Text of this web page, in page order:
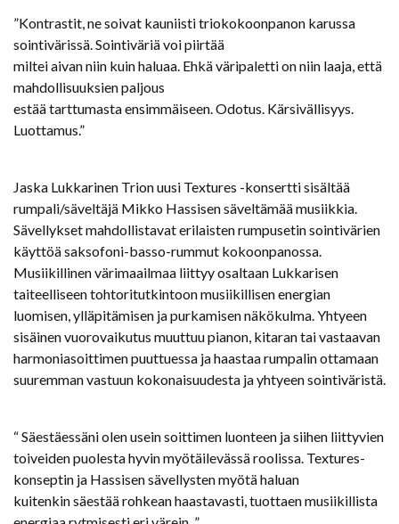
”Kontrastit, ne soivat kauniisti triokokoonpanon karussa
sointivärissä. Sointiväriä voi piirtää
miltei aivan niin kuin haluaa. Ehkä väripaletti on niin laaja, että
mahdollisuuksien paljous
estää tarttumasta ensimmäiseen. Odotus. Kärsivällisyys.
Luottamus.”
Jaska Lukkarinen Trion uusi Textures -konsertti sisältää
rumpali/säveltäjä Mikko Hassisen säveltämää musiikkia.
Sävellykset mahdollistavat erilaisten rumpusetin sointivärien
käyttöä saksofoni-basso-rummut kokoonpanossa.
Musiikillinen värimaailmaa liittyy osaltaan Lukkarisen
taiteelliseen tohtoritutkintoon musiikillisen energian
luomisen, ylläpitämisen ja purkamisen näkökulma. Yhtyeen
sisäinen vuorovaikutus muuttuu pianon, kitaran tai vastaavan
harmoniasoittimen puuttuessa ja haastaa rumpalin ottamaan
suuremman vastuun kokonaisuudesta ja yhtyeen sointiväristä.
“ Säestäessäni olen usein soittimen luonteen ja siihen liittyvien
toiveiden puolesta hyvin myötäilevässä roolissa. Textures-
konseptin ja Hassisen sävellysten myötä haluan
kuitenkin säestää rohkean haastavasti, tuottaen musiikillista